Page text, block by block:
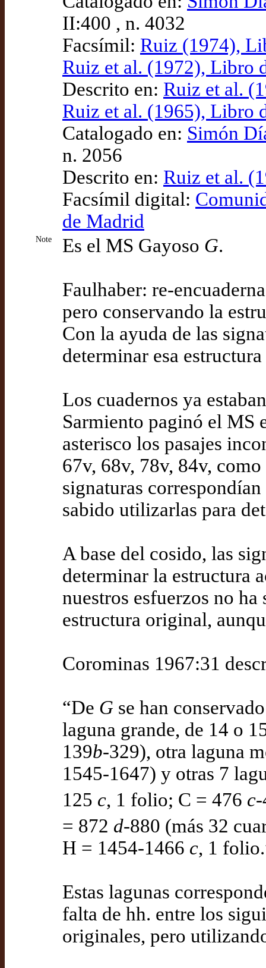
II:400 , n. 4032
Facsímil: Ruiz (1974),
Ruiz et al. (1972), Libro
Descrito en: Ruiz et al.
Ruiz et al. (1965), Libro
Catalogado en: Simón
n. 2056
Descrito en: Ruiz et al.
Facsímil digital:
de Madrid
Note Es el MS Gayoso G.
Faulhaber: re-
pero conservando la
Con la ayuda de las
determinar esa
Los cuadernos ya
Sarmiento paginó el MS
asterisco los pasajes
67v, 68v, 78v, 84v,
signaturas
sabido utilizarlas para
A base del cosido, las
determinar la estructura
nuestros esfuerzos no
estructura original,
Corominas 1967:31
“De G se han
laguna grande, de 14 o
139b-329), otra laguna
1545-1647) y otras 7
125 c, 1 folio; C = 476 c
= 872 d-880 (más 32
H = 1454-1466 c, 1
Estas lagunas
falta de hh. entre los
originales, pero